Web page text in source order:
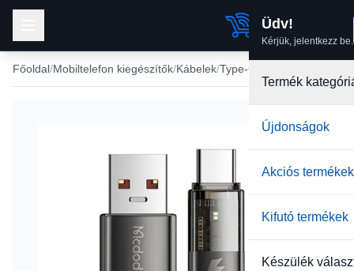
Üdv!
Kérjük, jelentkezz be.
Termék
Újdonságok
Akciós termékek
Kifutó termékek
Készülék
Főoldal Mobiltelefon kiegészítők Kábelek Type-C USB kábel